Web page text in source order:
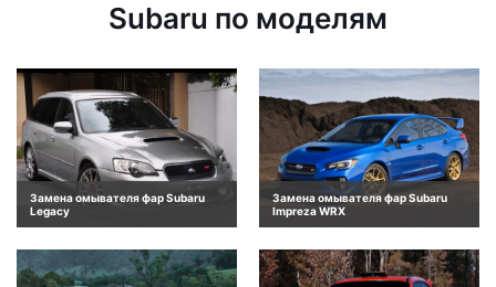
Subaru по моделям
Замена омывателя фар Subaru
Legacy
Замена омывателя фар Subaru
Impreza WRX